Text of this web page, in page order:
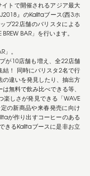
トで開催されるアジア最大
』のKalitaブース(西3ホ
プ22店舗のバリスタによる
BAR」を行います。
」。
が10店舗も増え、全22店舗
結！ 同時にバリスタ2名で行
の違いを発見したり、抽出方
無料で飲み比べできる等、
楽しさが発見できる「WAVE
の新商品や来春発売に向け
が作り出すコーヒーのある
きるKalitaブースに是非お立